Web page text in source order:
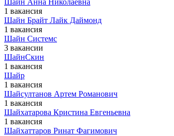
Шайн Анна Николаевна
1 вакансия
Шайн Брайт Лайк Даймонд
1 вакансия
Шайн Системс
3 вакансии
ШайнСкин
1 вакансия
Шайр
1 вакансия
Шайсултанов Артем Романович
1 вакансия
Шайхатарова Кристина Евгеньевна
1 вакансия
Шайхаттаров Ринат Фагимович